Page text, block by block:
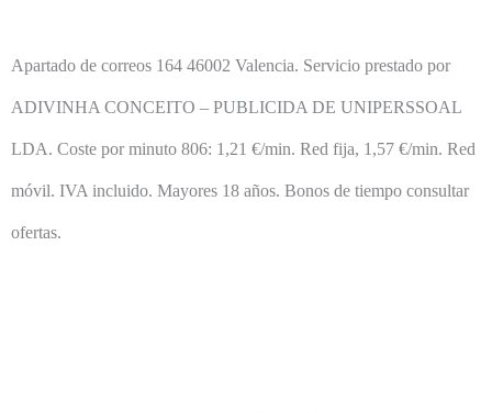
Apartado de correos 164 46002 Valencia. Servicio prestado por
ADIVINHA CONCEITO – PUBLICIDA DE UNIPERSSOAL
LDA. Coste por minuto 806: 1,21 €/min. Red fija, 1,57 €/min. Red
móvil. IVA incluido. Mayores 18 años. Bonos de tiempo consultar
ofertas.